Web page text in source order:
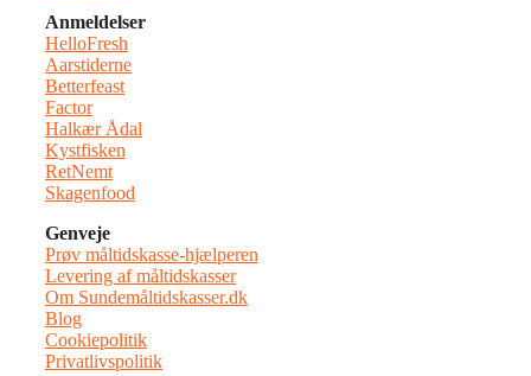
Anmeldelser
HelloFresh
Aarstiderne
Betterfeast
Factor
Halkær Ådal
Kystfisken
RetNemt
Skagenfood
Genveje
Prøv måltidskasse-hjælperen
Levering af måltidskasser
Om Sundemåltidskasser.dk
Blog
Cookiepolitik
Privatlivspolitik